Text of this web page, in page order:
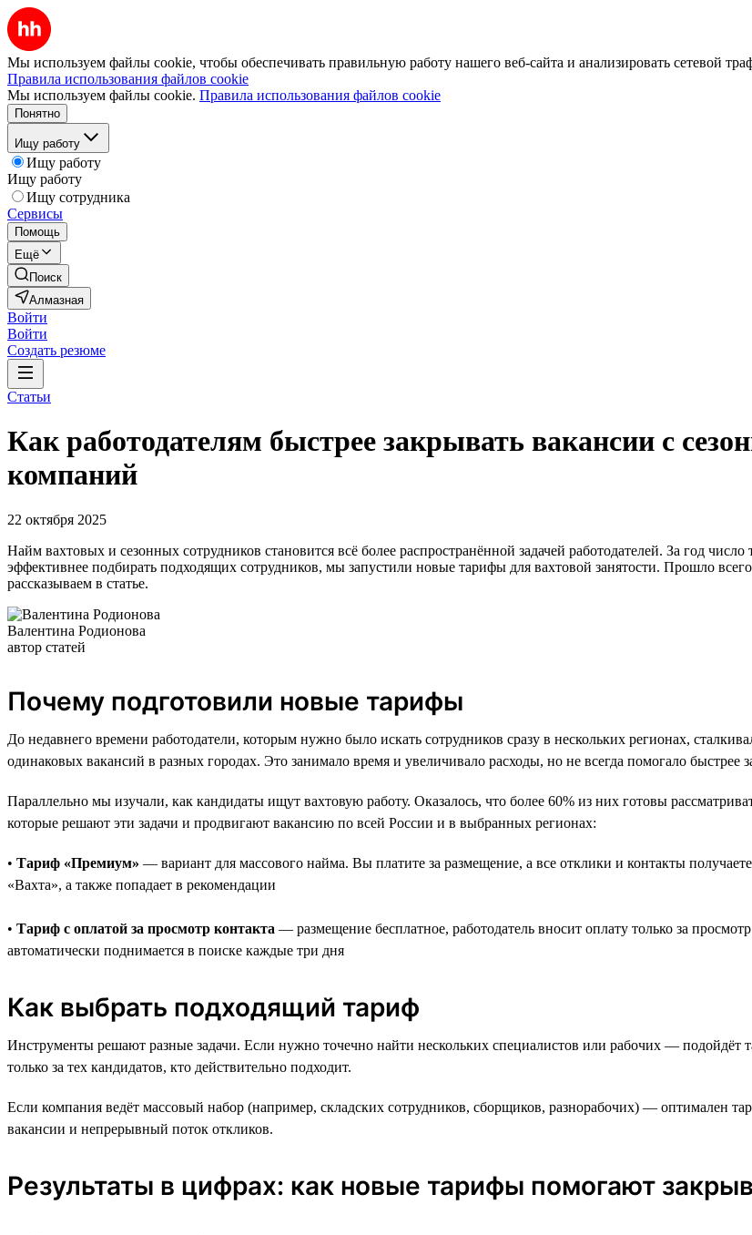
Мы используем файлы cookie, чтобы обеспечивать правильную работу нашего веб-сайта и анализировать сетевой
Правила использования файлов cookie
Мы используем файлы cookie. Правила использования файлов cookie
Понятно
Ищу работу
Ищу работу
Ищу работу
Ищу сотрудника
Сервисы
Помощь
Ещё
Поиск
Алмазная
Войти
Войти
Создать резюме
Статьи
Как работодателям быстрее закрывать вакансии с
компаний
22 октября 2025
Найм вахтовых и сезонных сотрудников становится всё более распространённой задачей работодателей. За год
эффективнее подбирать подходящих сотрудников, мы запустили новые тарифы для вахтовой занятости. Прошло
рассказываем в статье.
Валентина Родионова
автор статей
Почему подготовили новые тарифы
До недавнего времени работодатели, которым нужно было искать сотрудников сразу в нескольких регионах,
одинаковых вакансий в разных городах. Это занимало время и увеличивало расходы, но не всегда помогало быстрее
Параллельно мы изучали, как кандидаты ищут вахтовую работу. Оказалось, что более 60% из них готовы
которые решают эти задачи и продвигают вакансию по всей России и в выбранных регионах:
• Тариф «Премиум» — вариант для массового найма. Вы платите за размещение, а все отклики и контакты
«Вахта», а также попадает в рекомендации
• Тариф с оплатой за просмотр контакта — размещение бесплатное, работодатель вносит оплату только за
автоматически поднимается в поиске каждые три дня
Как выбрать подходящий тариф
Инструменты решают разные задачи. Если нужно точечно найти нескольких специалистов или рабочих — подойдёт
только за тех кандидатов, кто действительно подходит.
Если компания ведёт массовый набор (например, складских сотрудников, сборщиков, разнорабочих) — оптимален
вакансии и непрерывный поток откликов.
Результаты в цифрах: как новые тарифы помогают